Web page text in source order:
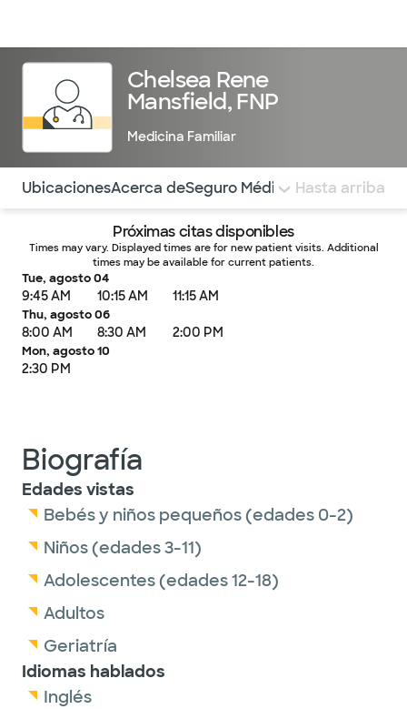
Chelsea Rene
Mansfield, FNP
Medicina Familiar
Utilice esta navegación para saltar rápidamente a
UbicacionesAcerca deSeguro Médico COMENTARIOS
Hasta arriba
Próximas citas disponibles
Times may vary. Displayed times are for new patient visits. Additional
times may be available for current patients.
Tue, agosto 04
9:45 AM 10:15 AM 11:15 AM
Thu, agosto 06
8:00 AM 8:30 AM 2:00 PM
Mon, agosto 10
2:30 PM
Biografía
Edades vistas
Bebés y niños pequeños (edades 0-2)
Niños (edades 3-11)
Adolescentes (edades 12-18)
Adultos
Geriatría
Idiomas hablados
Inglés